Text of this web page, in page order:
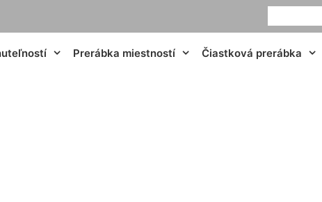
Prerábka miestností Čiastková prerábka